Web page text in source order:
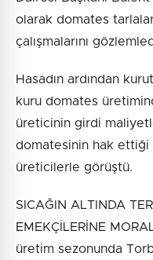
olarak domates
çalışmalarını
Hasadın ardından
kuru domates
üreticinin girdi
domatesinin hak
üreticilerle görüştü.
SICAĞIN ALTINDA
EMEKÇİLERİNE
üretim sezonunda